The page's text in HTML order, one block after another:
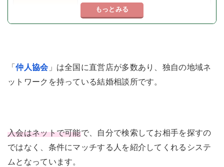
66,000円）
成婚料 220,000円
男性：6,600円〜8,800円
本人確認書類
もっとみる
「仲人協会」は全国に直営店が多数あり、独自の地域ネ
ットワークを持っている結婚相談所です。
入会はネットで可能で、自分で検索してお相手を探すの
ではなく、条件にマッチする人を紹介してくれるシステ
ムとなっています。